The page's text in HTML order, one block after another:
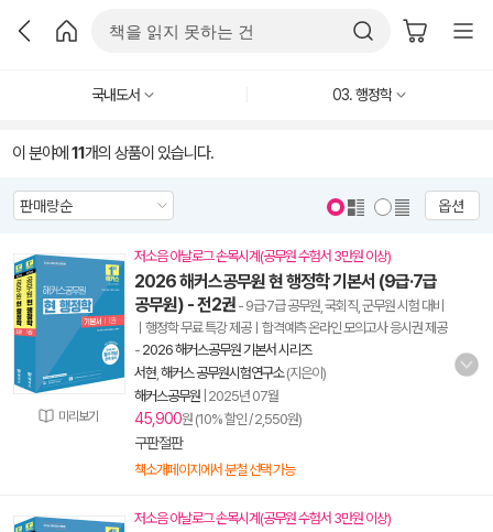
국내도서 03. 행정학
이 분야에 11개의 상품이 있습니다.
옵션
미리보기
저소음 아날로그 손목시계(공무원 수험서 3만원 이상)
2026 해커스공무원 현 행정학 기본서 (9급·7급
공무원) - 전2권 - 9급·7급 공무원, 국회직, 군무원 시험 대비
ㅣ행정학 무료 특강 제공ㅣ합격예측 온라인 모의고사 응시권 제공
- 2026 해커스공무원 기본서 시리즈
서현 해커스 공무원시험연구소(지은이)
해커스공무원 2025년 07월
45,900원 (10% 할인 / 2,550원)
구판절판
책소개페이지에서 분철 선택 가능
저소음 아날로그 손목시계(공무원 수험서 3만원 이상)